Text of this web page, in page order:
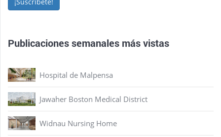
Publicaciones semanales más vistas
Hospital de Malpensa
Jawaher Boston Medical District
Widnau Nursing Home